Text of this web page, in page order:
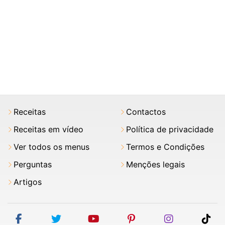
Receitas
Receitas em vídeo
Ver todos os menus
Perguntas
Artigos
Contactos
Política de privacidade
Termos e Condições
Menções legais
facebooktwitter youtubepinterestinstagram